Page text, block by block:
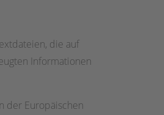
die auf
Informationen
der Europäischen